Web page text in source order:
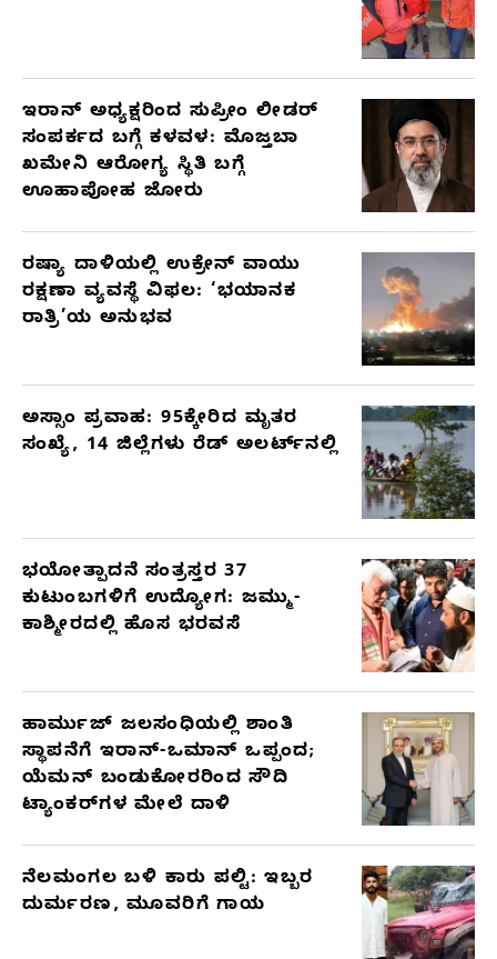
ಇರಾನ್ ಅಧ್ಯಕ್ಷರಿಂದ ಸುಪ್ರೀಂ ಲೀಡರ್
ಸಂಪರ್ಕದ ಬಗ್ಗೆ ಕಳವಳ: ಮೊಜ್ತಬಾ
ಖಮೇನಿ ಆರೋಗ್ಯ ಸ್ಥಿತಿ ಬಗ್ಗೆ
ಊಹಾಪೋಹ ಜೋರು
ರಷ್ಯಾ ದಾಳಿಯಲ್ಲಿ ಉಕ್ರೇನ್ ವಾಯು
ರಕ್ಷಣಾ ವ್ಯವಸ್ಥೆ ವಿಫಲ: ‘ಭಯಾನಕ
ರಾತ್ರಿ’ಯ ಅನುಭವ
ಅಸ್ಸಾಂ ಪ್ರವಾಹ: 95ಕ್ಕೇರಿದ ಮೃತರ
ಸಂಖ್ಯೆ, 14 ಜಿಲ್ಲೆಗಳು ರೆಡ್ ಅಲರ್ಟ್‌ನಲ್ಲಿ
ಭಯೋತ್ಪಾದನೆ ಸಂತ್ರಸ್ತರ 37
ಕುಟುಂಬಗಳಿಗೆ ಉದ್ಯೋಗ: ಜಮ್ಮು-
ಕಾಶ್ಮೀರದಲ್ಲಿ ಹೊಸ ಭರವಸೆ
ಹಾರ್ಮುಜ್ ಜಲಸಂಧಿಯಲ್ಲಿ ಶಾಂತಿ
ಸ್ಥಾಪನೆಗೆ ಇರಾನ್-ಒಮಾನ್ ಒಪ್ಪಂದ;
ಯೆಮನ್ ಬಂಡುಕೋರರಿಂದ ಸೌದಿ
ಟ್ಯಾಂಕರ್‌ಗಳ ಮೇಲೆ ದಾಳಿ
ನೆಲಮಂಗಲ ಬಳಿ ಕಾರು ಪಲ್ಟಿ: ಇಬ್ಬರ
ದುರ್ಮರಣ, ಮೂವರಿಗೆ ಗಾಯ